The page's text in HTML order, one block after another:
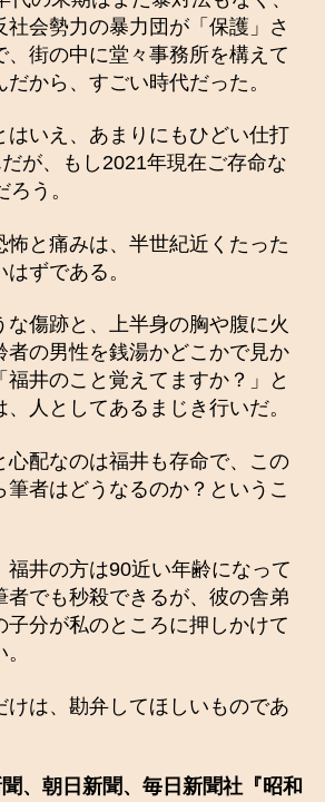
社会勢力の暴力団が「保護」さ
、街の中に堂々事務所を構えて
から、すごい時代だった。
はいえ、あまりにもひどい仕打
が、もし2021年現在ご存命な
う。
怖と痛みは、半世紀近くたった
ずである。
な傷跡と、上半身の胸や腹に火
者の男性を銭湯かどこかで見か
福井のこと覚えてますか？」と
人としてあるまじき行いだ。
心配なのは福井も存命で、この
者はどうなるのか？というこ
福井の方は90近い年齢になって
者でも秒殺できるが、彼の舎弟
子分が私のところに押しかけて
けは、勘弁してほしいものであ
、朝日新聞、毎日新聞社『昭和